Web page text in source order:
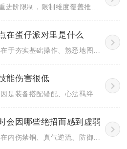
在蛋仔派对里是什么
能伤害很低
会因哪些绝招而感到虚弱